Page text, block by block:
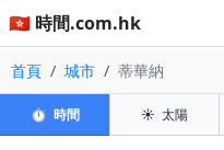
🇭🇰 時間.com.hk
首頁 城市 蒂華納
⏱️ 時間 ☀️ 太陽